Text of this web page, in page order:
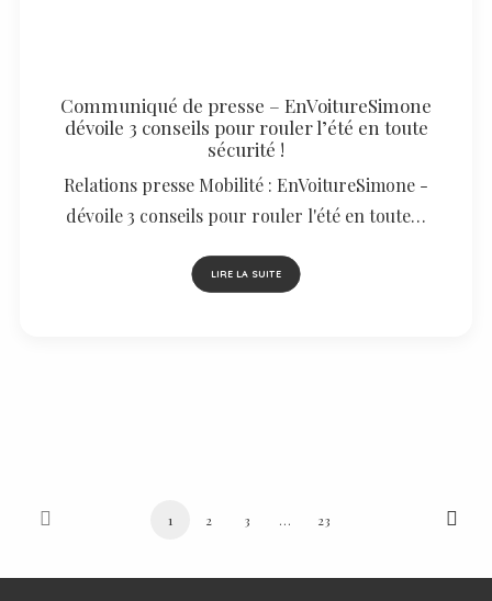
Communiqué de presse – EnVoitureSimone
dévoile 3 conseils pour rouler l’été en toute
sécurité !
Relations presse Mobilité : EnVoitureSimone -
dévoile 3 conseils pour rouler l'été en toute…
LIRE LA SUITE
1 2 3 … 23